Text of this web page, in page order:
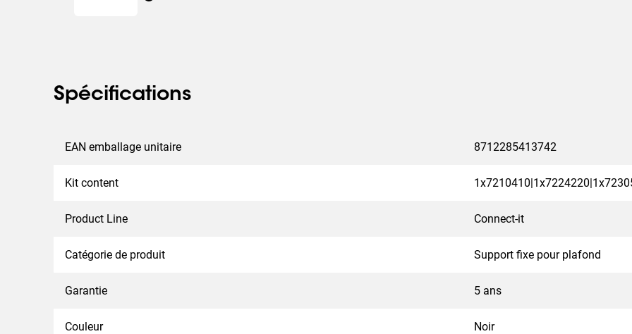
aux écrans jusqu'à 25 kg (55 lb). Ces supports sont donc parfaits pour une
multitude d'applications professionnelles, des pièces compactes aux grands
fixation au plafond pour écrans dos à dos ? Configurez-la vous-même via le
Montage : 400 x 400
Poids max : 25 kg - 55 lbs
Spécifications
EAN emballage unitaire 8712285413742
Kit content
Product Line Connect-it
Catégorie de produit Support fixe pour plafond
Garantie 5 ans
Couleur Noir